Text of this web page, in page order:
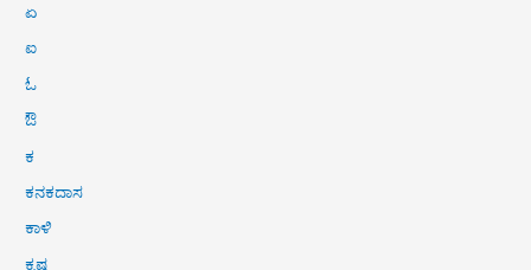
ಏ
ಐ
ಓ
ಔ
ಕ
ಕನಕದಾಸ
ಕಾಳಿ
ಕೃಷ್ಣ